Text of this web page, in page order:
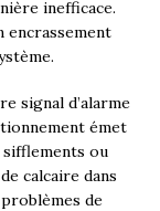
inefficace.
encrassement
signal d’alarme
émet
ou
calcaire dans
de